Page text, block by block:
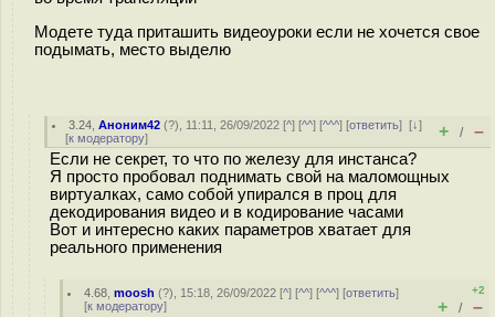
Модете туда приташить видеоуроки если не хочется свое
подымать, место выделю
3.24 ,Аноним42 (?), 11:11, 26/09/2022 [^] [^^] [^^^] [ответить][↓]
[к модератору] + / –
Если не секрет, то что по железу для инстанса?
Я просто пробовал поднимать свой на маломощных
виртуалках, само собой упирался в проц для
декодирования видео и в кодирование часами
Вот и интересно каких параметров хватает для
реального применения
4.68 ,moosh (?), 15:18, 26/09/2022 [^] [^^] [^^^] [ответить]
[к модератору]
+2
+ / –